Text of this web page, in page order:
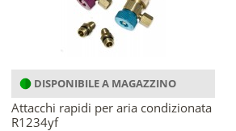
DISPONIBILE A MAGAZZINO
Attacchi rapidi per aria condizionata
R1234yf